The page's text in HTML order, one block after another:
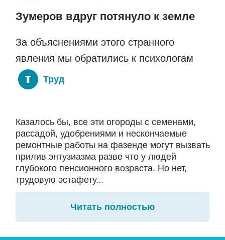
Зумеров вдруг потянуло к земле
За объяснениями этого странного
явления мы обратились к психологам
Труд
Казалось бы, все эти огороды с семенами,
рассадой, удобрениями и нескончаемые
ремонтные работы на фазенде могут вызвать
прилив энтузиазма разве что у людей
глубокого пенсионного возраста. Но нет,
трудовую эстафету...
Читать полностью